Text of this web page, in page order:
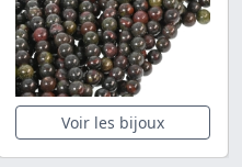
Voir les bijoux